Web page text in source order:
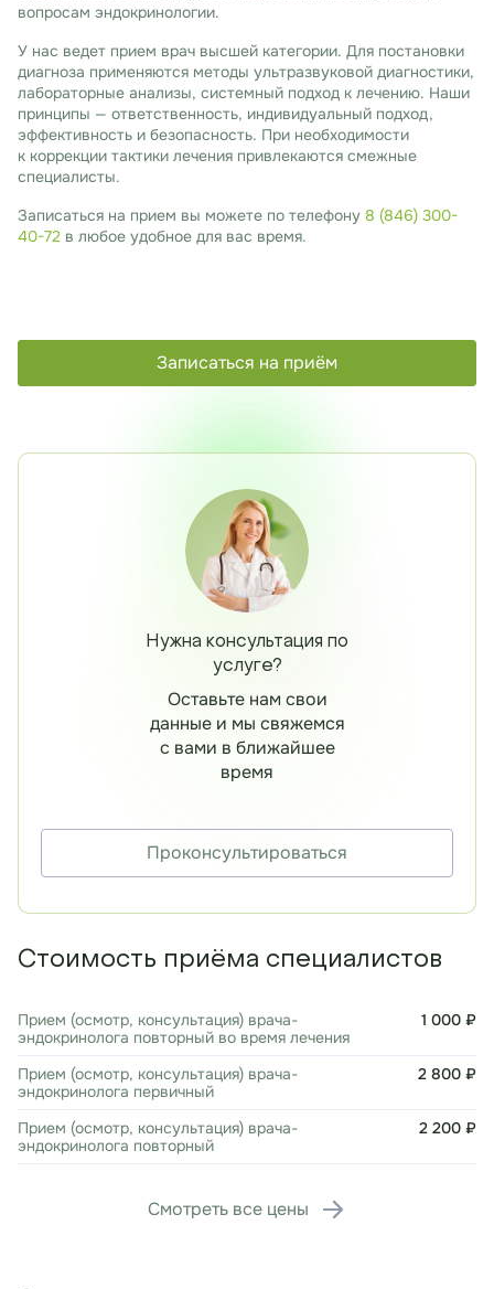
вопросам эндокринологии.
У нас ведет прием врач высшей категории. Для постановки
диагноза применяются методы ультразвуковой диагностики,
лабораторные анализы, системный подход к лечению. Наши
принципы — ответственность, индивидуальный подход,
эффективность и безопасность. При необходимости
к коррекции тактики лечения привлекаются смежные
специалисты.
Записаться на прием вы можете по телефону 8 (846) 300-
40-72 в любое удобное для вас время.
Записаться на приём
Нужна консультация по
услуге?
Оставьте нам свои
данные и мы свяжемся
с вами в ближайшее
время
Проконсультироваться
Стоимость приёма специалистов
Прием (осмотр, консультация) врача-
эндокринолога повторный во время лечения
1 000 ₽
Прием (осмотр, консультация) врача-
эндокринолога первичный
2 800 ₽
Прием (осмотр, консультация) врача-
эндокринолога повторный
2 200 ₽
Смотреть все цены